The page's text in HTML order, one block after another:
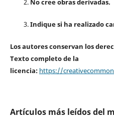
Indique si ha realizado
Los autores conservan los
Texto completo de la
licencia: https://
Artículos más leídos del